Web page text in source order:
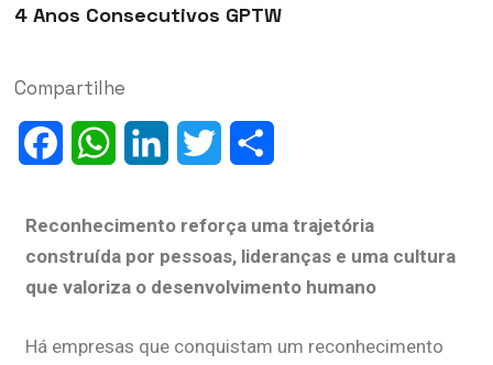
4 Anos Consecutivos GPTW
Compartilhe
FacebookWhatsAppLinkedIn Twitter
Reconhecimento reforça uma trajetória
construída por pessoas, lideranças e uma cultura
que valoriza o desenvolvimento humano
Há empresas que conquistam um reconhecimento